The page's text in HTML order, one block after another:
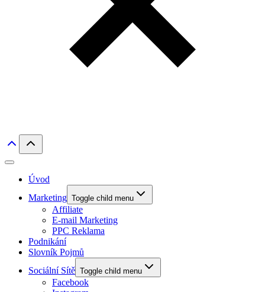
Úvod
Marketing Toggle child menu
Affiliate
E-mail Marketing
PPC Reklama
Podnikání
Slovník Pojmů
Sociální Sítě Toggle child menu
Facebook